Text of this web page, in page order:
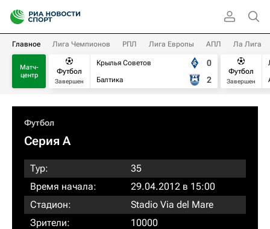
Главное Лига Чемпионов РПЛ Лига Европы АПЛ Ла Лига
Матч-
центр
Футбол
Завершен
Крылья Советов
Балтика
0
2
Футбол
Завершен
Футбол
Серия А
Тур:
35
Время начала:
29.04.2012 в 15:00
Стадион:
Stadio Via del Mare
Зрители:
10000